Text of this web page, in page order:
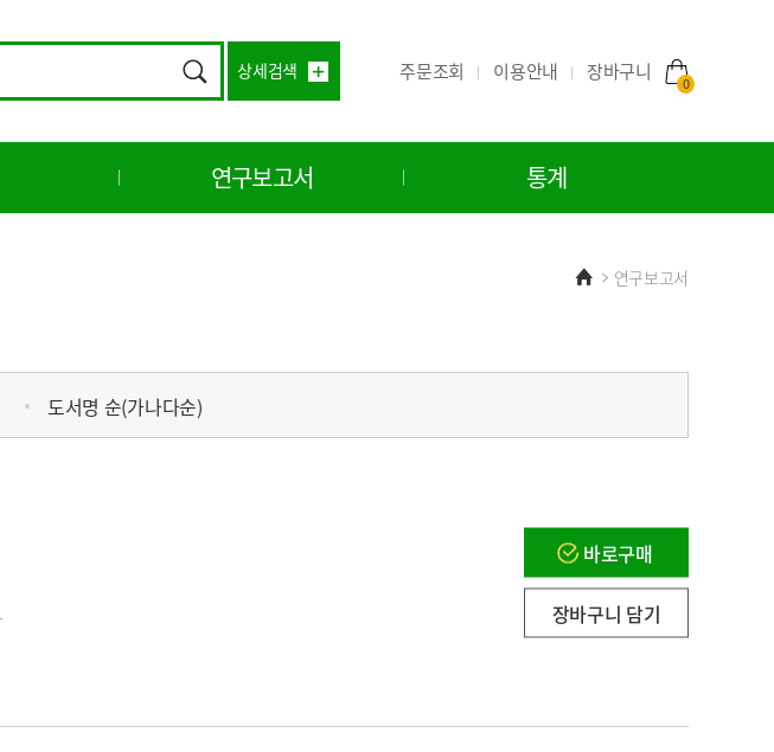
주문조회 이용안내 장바구니 0
검색
상세검색
연구보고서 통계
Home연구보고서
도서명 순(가나다순)
바로구매
장바구니 담기